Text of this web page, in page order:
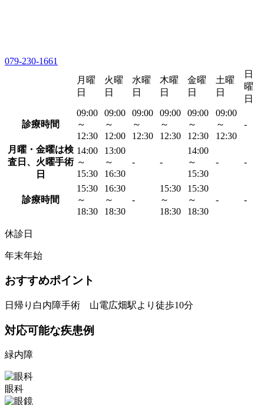
079-230-1661
月曜
日
火曜
日
水曜
日
木曜
日
金曜
日
土曜
日
日
曜
日
診療時間
09:00
～
12:30
09:00
～
12:00
09:00
～
12:30
09:00
～
12:30
09:00
～
12:30
09:00
～
12:30
-
月曜・金曜は検
査日、火曜手術
日
14:00
～
15:30
13:00
～
16:30
- -
14:00
～
15:30
- -
診療時間
15:30
～
18:30
16:30
～
18:30
-
15:30
～
18:30
15:30
～
18:30
- -
休診日
年末年始
おすすめポイント
日帰り白内障手術 山電広畑駅より徒歩10分
対応可能な疾患例
緑内障
眼科